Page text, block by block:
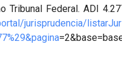
Tribunal Federal. ADI
jurisprudencia/